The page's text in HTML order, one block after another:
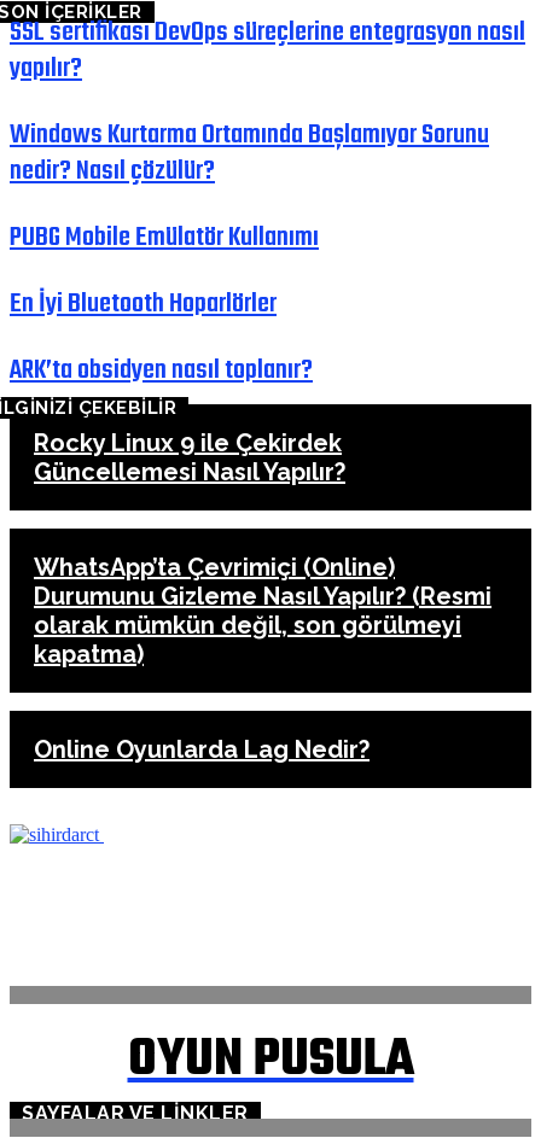
İÇERİKLER
SSL sertifikası DevOps süreçlerine entegrasyon nasıl
yapılır?
Windows Kurtarma Ortamında Başlamıyor Sorunu
nedir? Nasıl çözülür?
PUBG Mobile Emülatör Kullanımı
En İyi Bluetooth Hoparlörler
ARK’ta obsidyen nasıl toplanır?
ÇEKEBİLİR
Rocky Linux 9 ile Çekirdek
Güncellemesi Nasıl Yapılır?
WhatsApp’ta Çevrimiçi (Online)
Durumunu Gizleme Nasıl Yapılır? (Resmi
olarak mümkün değil, son görülmeyi
kapatma)
Online Oyunlarda Lag Nedir?
OYUN PUSULA
SAYFALAR VE LINKLER